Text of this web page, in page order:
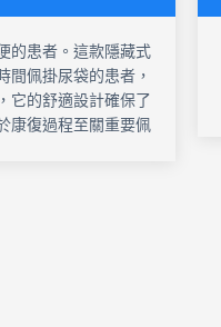
的患者。這款隱藏式
間佩掛尿袋的患者，
它的舒適設計確保了
康復過程至關重要佩